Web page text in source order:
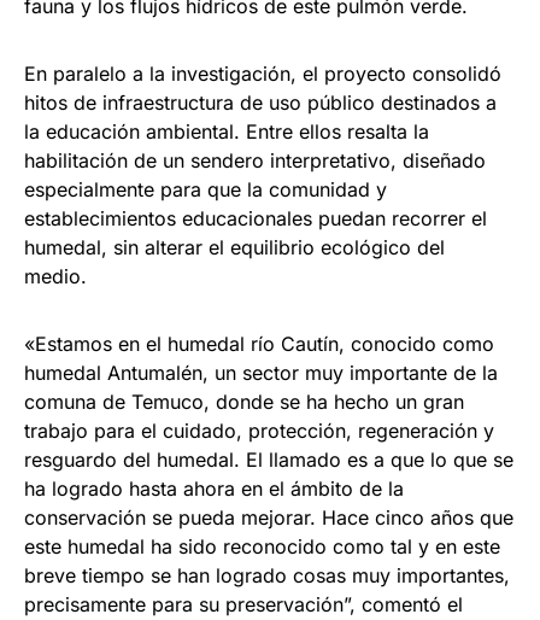
fauna y los flujos hídricos de este pulmón verde.
En paralelo a la investigación, el proyecto consolidó
hitos de infraestructura de uso público destinados a
la educación ambiental. Entre ellos resalta la
habilitación de un sendero interpretativo, diseñado
especialmente para que la comunidad y
establecimientos educacionales puedan recorrer el
humedal, sin alterar el equilibrio ecológico del
medio.
«Estamos en el humedal río Cautín, conocido como
humedal Antumalén, un sector muy importante de la
comuna de Temuco, donde se ha hecho un gran
trabajo para el cuidado, protección, regeneración y
resguardo del humedal. El llamado es a que lo que se
ha logrado hasta ahora en el ámbito de la
conservación se pueda mejorar. Hace cinco años que
este humedal ha sido reconocido como tal y en este
breve tiempo se han logrado cosas muy importantes,
precisamente para su preservación”, comentó el